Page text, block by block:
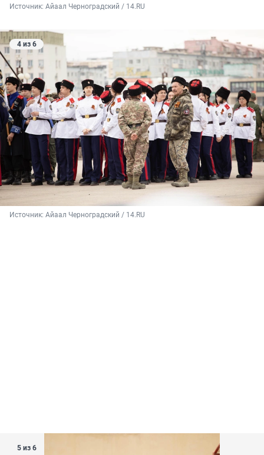
Источник: Айаал Черноградский / 14.RU
4 из 6
Источник: Айаал Черноградский / 14.RU
5 из 6